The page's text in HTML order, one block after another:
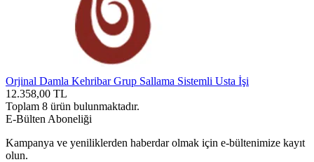
Orjinal Damla Kehribar Grup Sallama Sistemli Usta İşi
12.358,00 TL
Toplam 8 ürün bulunmaktadır.
E-Bülten Aboneliği
Kampanya ve yeniliklerden haberdar olmak için e-bültenimize kayıt
olun.